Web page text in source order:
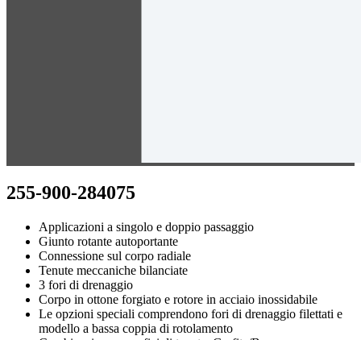
255-900-284075
Applicazioni a singolo e doppio passaggio
Giunto rotante autoportante
Connessione sul corpo radiale
Tenute meccaniche bilanciate
3 fori di drenaggio
Corpo in ottone forgiato e rotore in acciaio inossidabile
Le opzioni speciali comprendono fori di drenaggio filettati e
modello a bassa coppia di rotolamento